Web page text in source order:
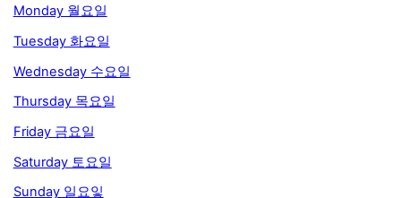
Monday 월요일
Tuesday 화요일
Wednesday 수요일
Thursday 목요일
Friday 금요일
Saturday 토요일
Sunday 일요잏